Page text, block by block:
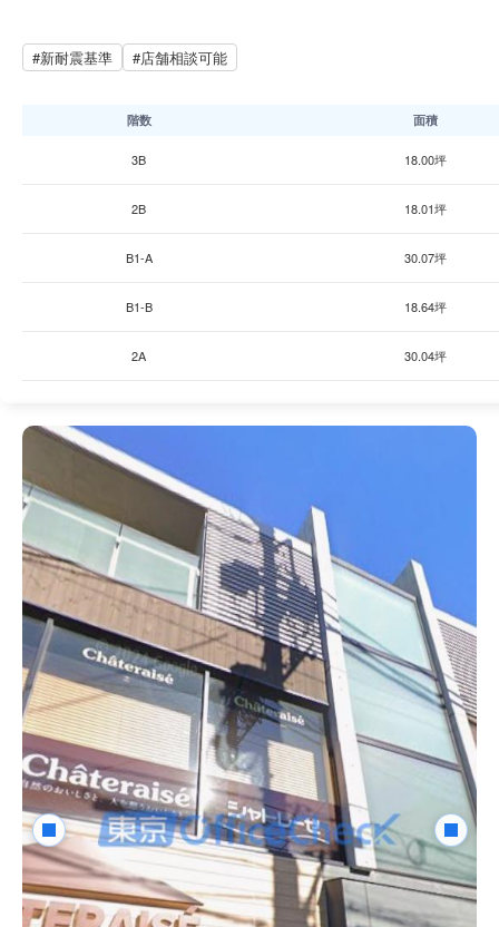
#新耐震基準 #店舗相談可能
階数 面積
3B 18.00坪
2B 18.01坪
B1-A 30.07坪
B1-B 18.64坪
2A 30.04坪